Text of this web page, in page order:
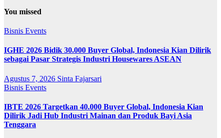
You missed
Bisnis Events
IGHE 2026 Bidik 30.000 Buyer Global, Indonesia Kian Dilirik
sebagai Pasar Strategis Industri Housewares ASEAN
Agustus 7, 2026 Sinta Fajarsari
Bisnis Events
IBTE 2026 Targetkan 40.000 Buyer Global, Indonesia Kian
Dilirik Jadi Hub Industri Mainan dan Produk Bayi Asia
Tenggara